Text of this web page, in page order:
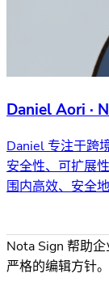
Daniel Aori ·
Daniel 专注于跨
安全性、可扩展
围内高效、安全地
Nota Sign 帮助
严格的编辑方针。